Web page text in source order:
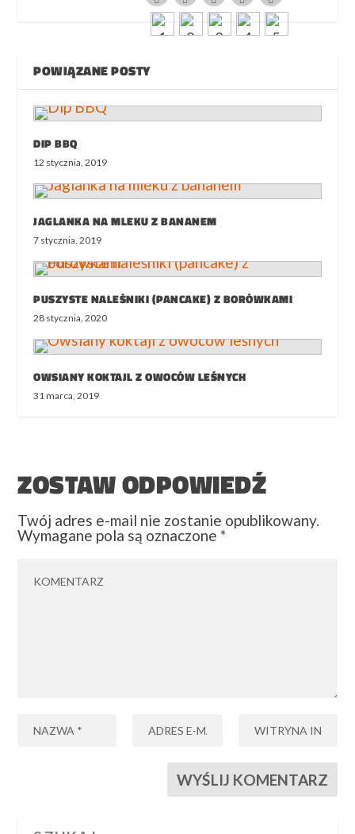
POWIĄZANE POSTY
DIP BBQ
12 stycznia, 2019
JAGLANKA NA MLEKU Z BANANEM
7 stycznia, 2019
PUSZYSTE NALEŚNIKI (PANCAKE) Z BORÓWKAMI
28 stycznia, 2020
OWSIANY KOKTAJL Z OWOCÓW LEŚNYCH
31 marca, 2019
ZOSTAW ODPOWIEDŹ
Twój adres e-mail nie zostanie opublikowany.
Wymagane pola są oznaczone*